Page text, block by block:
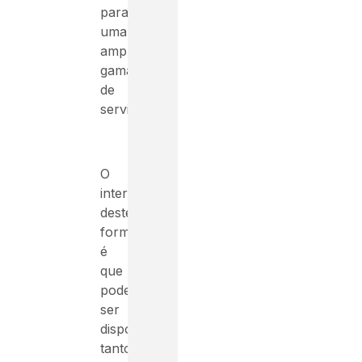
para
uma
ampla
gama
de
serviços.
O
interessante
deste
formato
é
que
pode
ser
disposto
tanto